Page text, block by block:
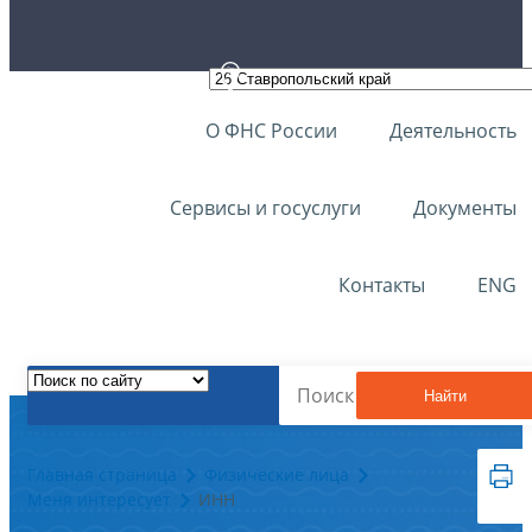
О ФНС России Деятельность
Сервисы и госуслуги Документы
Контакты ENG
Найти
Главная страница
Физические лица
Меня интересует
ИНН